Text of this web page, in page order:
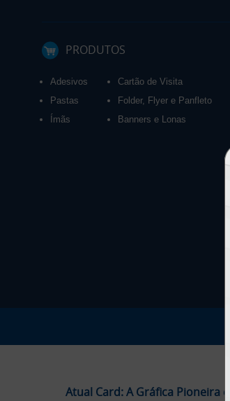
PRODUTOS
Adesivos
Pastas
Ímãs
Cartão de Visita
Folder, Flyer e Panfleto
Banners e Lonas
Atual Card: A Gráfica Pioneira